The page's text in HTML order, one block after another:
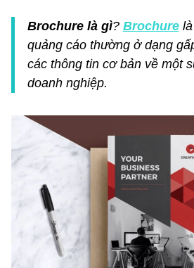
Brochure là gì? Brochurelà
quảng cáo thường ở dạng
các thông tin cơ bản về một
doanh nghiệp.